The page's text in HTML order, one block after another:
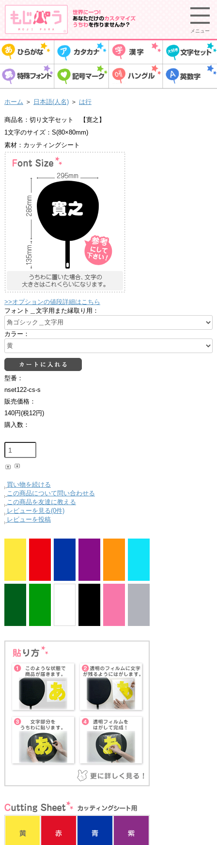
メニュー
ホーム ＞ 日本語(人名) ＞ は行
商品名：切り文字セット 【寛之】
1文字のサイズ：S(80×80mm)
素材：カッティングシート
>>オプションの値段詳細はこちら
フォント＿文字用また縁取り用：
カラー：
型番：
nset122-cs-s
販売価格：
140円(税12円)
購入数：
買い物を続ける
この商品について問い合わせる
この商品を友達に教える
レビューを見る(0件)
レビューを投稿